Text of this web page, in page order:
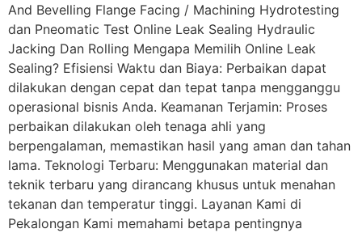
And Bevelling Flange Facing / Machining Hydrotesting
dan Pneomatic Test Online Leak Sealing Hydraulic
Jacking Dan Rolling Mengapa Memilih Online Leak
Sealing? Efisiensi Waktu dan Biaya: Perbaikan dapat
dilakukan dengan cepat dan tepat tanpa mengganggu
operasional bisnis Anda. Keamanan Terjamin: Proses
perbaikan dilakukan oleh tenaga ahli yang
berpengalaman, memastikan hasil yang aman dan tahan
lama. Teknologi Terbaru: Menggunakan material dan
teknik terbaru yang dirancang khusus untuk menahan
tekanan dan temperatur tinggi. Layanan Kami di
Pekalongan Kami memahami betapa pentingnya